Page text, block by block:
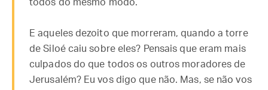
todos do mesmo modo.
E aqueles dezoito que morreram, quando a torre
de Siloé caiu sobre eles? Pensais que eram mais
culpados do que todos os outros moradores de
Jerusalém? Eu vos digo que não. Mas, se não vos